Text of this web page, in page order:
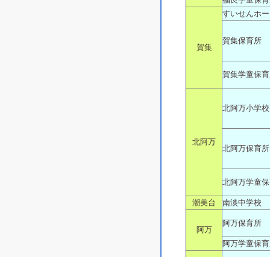
賀集
すいせんホ
賀集保育所
賀集学童保
北阿万
北阿万小学校
北阿万保育所
北阿万学童
潮美台 南淡中学校
阿万
阿万保育所
阿万学童保